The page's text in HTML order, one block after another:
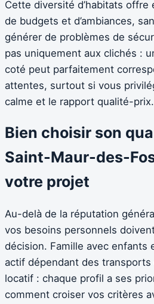
Cette diversité d’habitats offre
de budgets et d’ambiances,
générer de problèmes de
pas uniquement aux clichés :
coté peut parfaitement
attentes, surtout si vous
calme et le rapport qualité-prix.
Bien choisir son
Saint-Maur-des-
votre projet
Au-delà de la réputation
vos besoins personnels
décision. Famille avec enfants
actif dépendant des
locatif : chaque profil a ses
comment croiser vos critères